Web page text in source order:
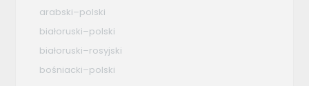
arabski–polski
białoruski–polski
białoruski–rosyjski
bośniacki–polski